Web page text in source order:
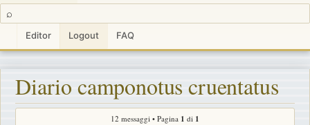
⌕
Editor Logout FAQ
Diario camponotus cruentatus
12 messaggi • Pagina 1 di 1